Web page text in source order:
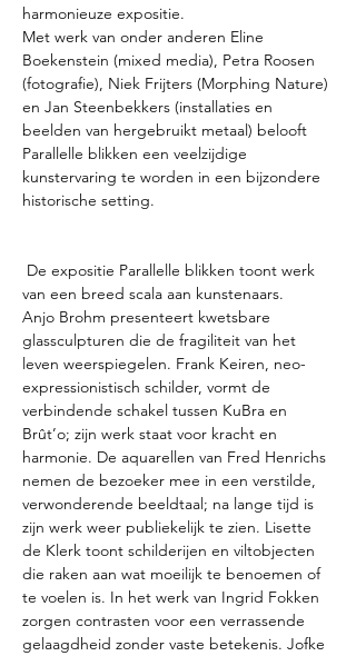
harmonieuze expositie.
Met werk van onder anderen Eline
Boekenstein (mixed media), Petra Roosen
(fotografie), Niek Frijters (Morphing Nature)
en Jan Steenbekkers (installaties en
beelden van hergebruikt metaal) belooft
Parallelle blikken een veelzijdige
kunstervaring te worden in een bijzondere
historische setting.
van een breed scala aan kunstenaars.
Anjo Brohm presenteert kwetsbare
glassculpturen die de fragiliteit van het
leven weerspiegelen. Frank Keiren, neo-
expressionistisch schilder, vormt de
verbindende schakel tussen KuBra en
Brût’o; zijn werk staat voor kracht en
harmonie. De aquarellen van Fred Henrichs
nemen de bezoeker mee in een verstilde,
verwonderende beeldtaal; na lange tijd is
zijn werk weer publiekelijk te zien. Lisette
de Klerk toont schilderijen en viltobjecten
die raken aan wat moeilijk te benoemen of
te voelen is. In het werk van Ingrid Fokken
zorgen contrasten voor een verrassende
gelaagdheid zonder vaste betekenis. Jofke